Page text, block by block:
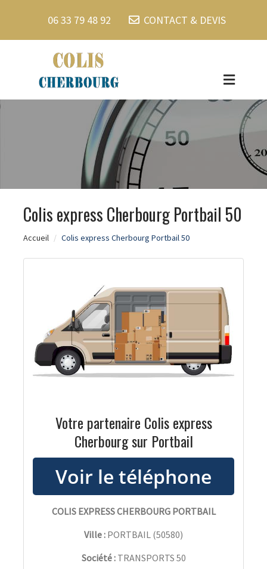
06 33 79 48 92 CONTACT & DEVIS
Colis express Cherbourg Portbail 50
Accueil Colis express Cherbourg Portbail 50
Votre partenaire Colis express
Cherbourg sur Portbail
COLIS EXPRESS CHERBOURG PORTBAIL
Ville : PORTBAIL (50580)
Société : TRANSPORTS 50